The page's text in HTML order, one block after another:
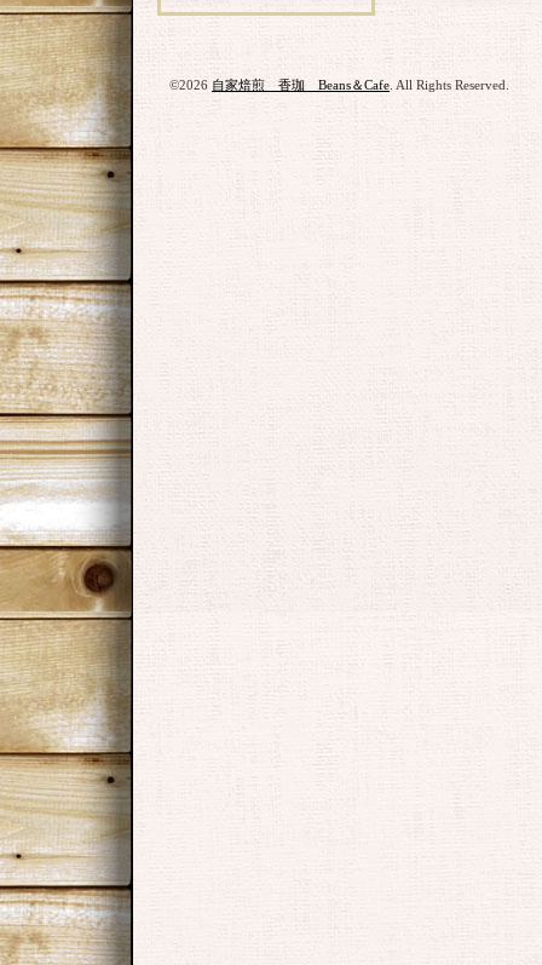
©2026 自家焙煎 香珈 Beans＆Cafe . All Rights Reserved.